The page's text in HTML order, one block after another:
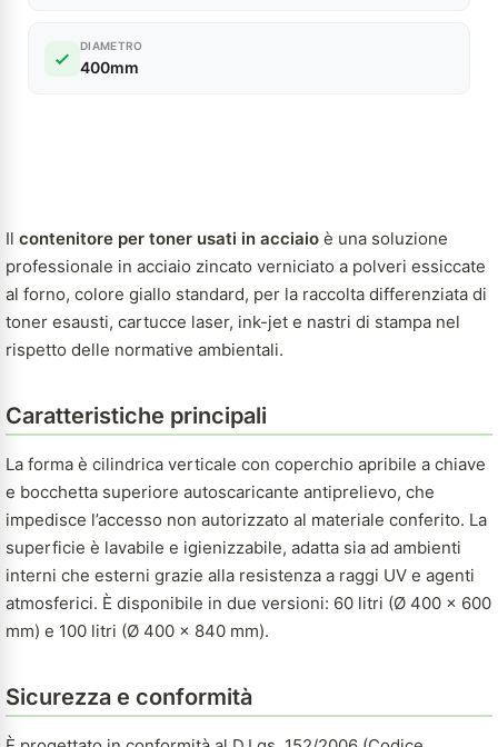
DIAMETRO
400mm
Il contenitore per toner usati in acciaio è una soluzione
professionale in acciaio zincato verniciato a polveri essiccate
al forno, colore giallo standard, per la raccolta differenziata di
toner esausti, cartucce laser, ink-jet e nastri di stampa nel
rispetto delle normative ambientali.
Caratteristiche principali
La forma è cilindrica verticale con coperchio apribile a chiave
e bocchetta superiore autoscaricante antiprelievo, che
impedisce l’accesso non autorizzato al materiale conferito. La
superficie è lavabile e igienizzabile, adatta sia ad ambienti
interni che esterni grazie alla resistenza a raggi UV e agenti
atmosferici. È disponibile in due versioni: 60 litri (Ø 400 × 600
mm) e 100 litri (Ø 400 × 840 mm).
Sicurezza e conformità